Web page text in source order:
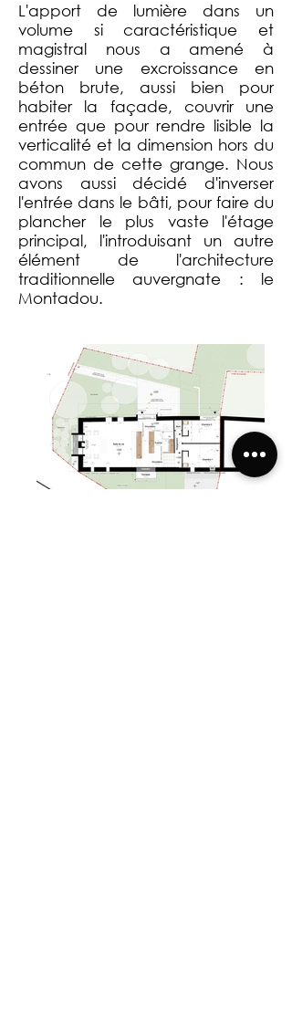
L'apport de lumière dans un
volume si caractéristique et
magistral nous a amené à
dessiner une excroissance en
béton brute, aussi bien pour
habiter la façade, couvrir une
entrée que pour rendre lisible la
verticalité et la dimension hors du
commun de cette grange. Nous
avons aussi décidé d'inverser
l'entrée dans le bâti, pour faire du
plancher le plus vaste l'étage
principal, l'introduisant un autre
élément de l'architecture
traditionnelle auvergnate : le
Montadou.